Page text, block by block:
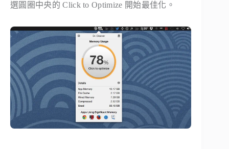
選圓圈中央的Click to Optimize 開始最佳化。